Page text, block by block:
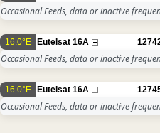
Occasional Feeds, data or inactive
16.0°E Eutelsat 16A
Occasional Feeds, data or inactive
16.0°E Eutelsat 16A
Occasional Feeds, data or inactive